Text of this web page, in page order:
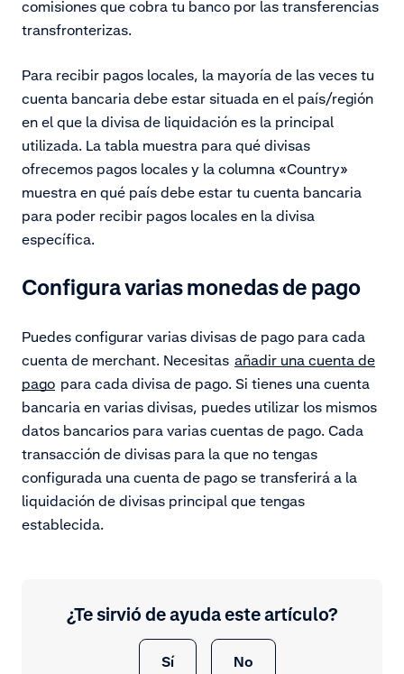
comisiones que cobra tu banco por las transferencias
transfronterizas.
Para recibir pagos locales, la mayoría de las veces tu
cuenta bancaria debe estar situada en el país/región
en el que la divisa de liquidación es la principal
utilizada. La tabla muestra para qué divisas
ofrecemos pagos locales y la columna «Country»
muestra en qué país debe estar tu cuenta bancaria
para poder recibir pagos locales en la divisa
específica.
Configura varias monedas de pago
Puedes configurar varias divisas de pago para cada
cuenta de merchant. Necesitas añadir una cuenta de
pago para cada divisa de pago. Si tienes una cuenta
bancaria en varias divisas, puedes utilizar los mismos
datos bancarios para varias cuentas de pago. Cada
transacción de divisas para la que no tengas
configurada una cuenta de pago se transferirá a la
liquidación de divisas principal que tengas
establecida.
¿Te sirvió de ayuda este artículo?
Sí No